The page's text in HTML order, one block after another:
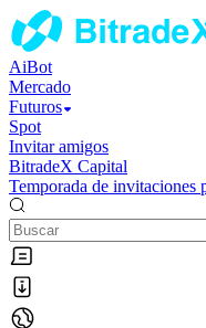
AiBot
Mercado
Futuros
Spot
Invitar amigos
BitradeX Capital
Temporada de invitaciones